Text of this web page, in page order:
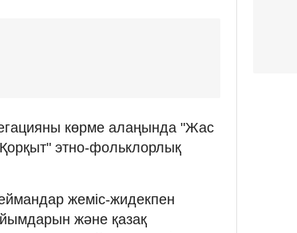
көрме алаңында "Жас
этно-фольклорлық
жеміс-жидекпен
және қазақ